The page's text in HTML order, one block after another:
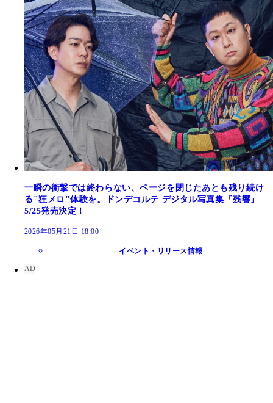
一瞬の衝撃では終わらない、ページを閉じたあとも残り続け
る"狂メロ"体験を。ドンデコルテ デジタル写真集『残響』
5/25発売決定！
2026年05月21日 18:00
イベント・リリース情報